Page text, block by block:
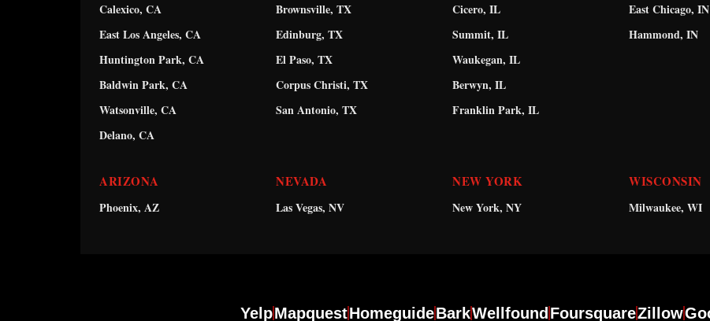
Calexico, CA
East Los Angeles, CA
Huntington Park, CA
Baldwin Park, CA
Watsonville, CA
Delano, CA
Brownsville, TX
Edinburg, TX
El Paso, TX
Corpus Christi, TX
San Antonio, TX
Cicero, IL
Summit, IL
Waukegan, IL
Berwyn, IL
Franklin Park, IL
East Chicago, IN
Hammond, IN
ARIZONA
Phoenix, AZ
NEVADA
Las Vegas, NV
NEW YORK
New York, NY
WISCONSIN
Milwaukee, WI
YelpMapquestHomeguideBarkWellfound FoursquareZillow